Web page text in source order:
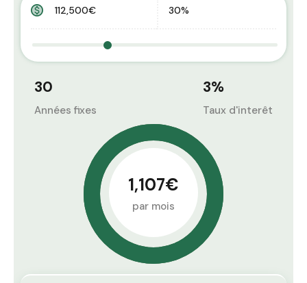
30
Années fixes
3%
Taux d'interêt
1,107€
par mois